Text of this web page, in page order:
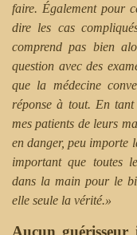
faire. Également pour
dire les cas
comprend pas bien
question avec des
que la médecine
réponse à tout. En
mes patients de leurs
en danger, peu importe
important que toutes
dans la main pour le
elle seule la vérité.»
Aucun guérisseur